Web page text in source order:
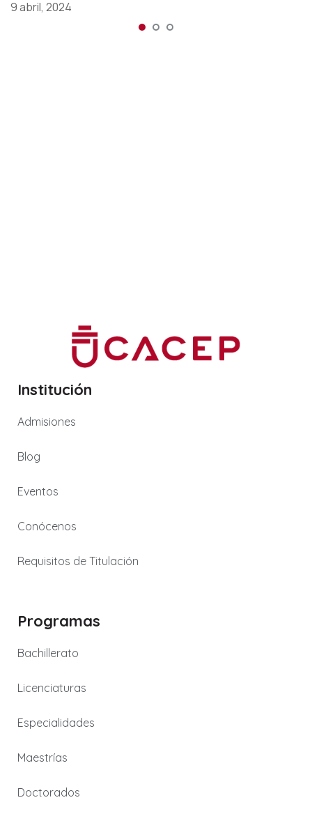
9 abril, 2024
Institución
Admisiones
Blog
Eventos
Conócenos
Requisitos de Titulación
Programas
Bachillerato
Licenciaturas
Especialidades
Maestrías
Doctorados